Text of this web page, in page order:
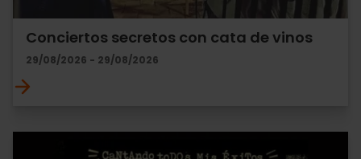
Conciertos secretos con cata de vinos
29/08/2026 - 29/08/2026